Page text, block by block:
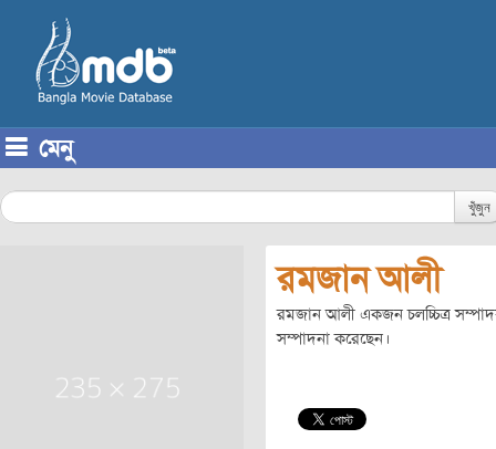
মেনু
খুঁজুন
রমজান আলী
রমজান আলী একজন চলচ্চিত্র
সম্পাদনা করেছেন।